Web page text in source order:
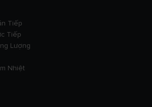
Tiếp
Tiếp
Lượng
Nhiệt